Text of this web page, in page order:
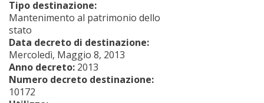
Tipo destinazione:
Mantenimento al patrimonio dello
stato
Data decreto di destinazione:
Mercoledì, Maggio 8, 2013
Anno decreto: 2013
Numero decreto destinazione:
10172